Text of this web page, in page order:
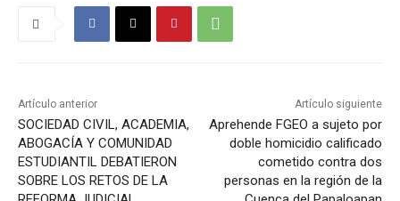
Artículo anterior
SOCIEDAD CIVIL, ACADEMIA,
ABOGACÍA Y COMUNIDAD
ESTUDIANTIL DEBATIERON
SOBRE LOS RETOS DE LA
Artículo siguiente
Aprehende FGEO a sujeto por
doble homicidio calificado
cometido contra dos
personas en la región de la